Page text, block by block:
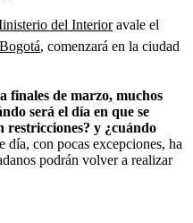
del Interioravale el
, comenzará en la ciudad
finales de marzo, muchos
será el día en que se
restricciones? y ¿cuándo
día, con pocas excepciones, ha
podrán volver a realizar